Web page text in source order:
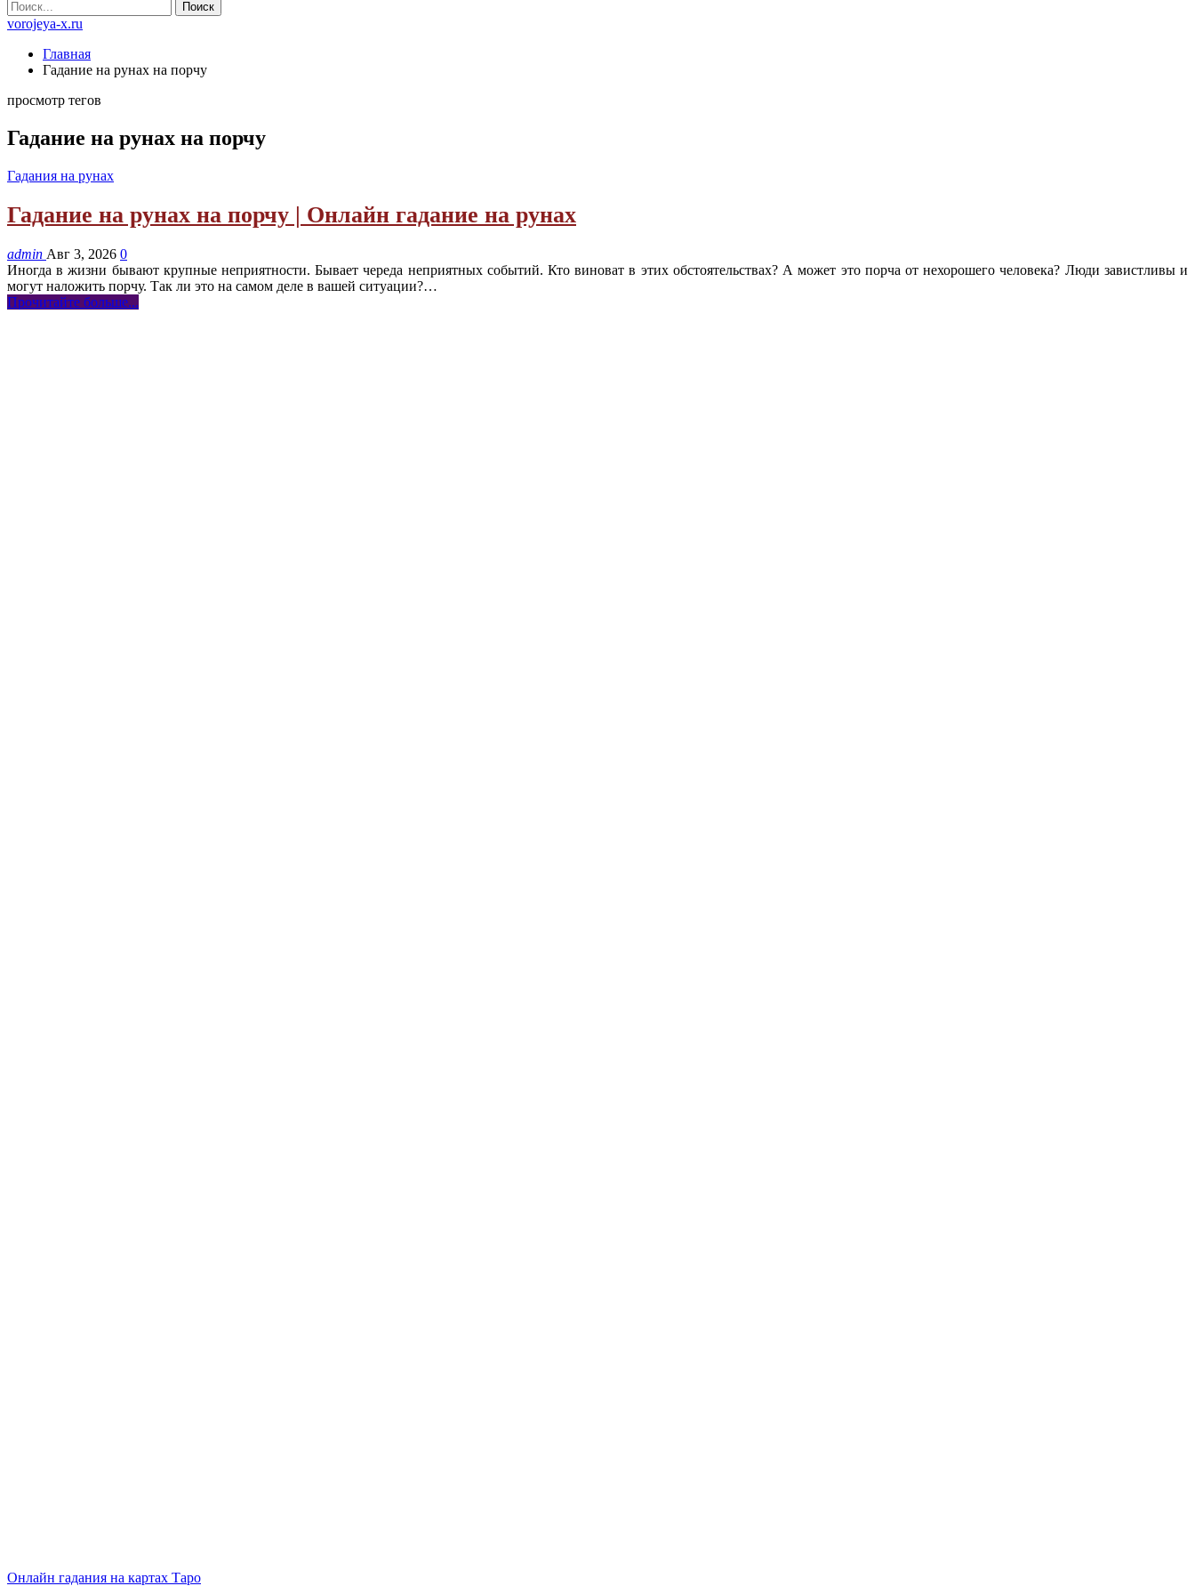
vorojeya-x.ru
Главная
Гадание на рунах на порчу
просмотр тегов
Гадание на рунах на порчу
Гадания на рунах
Гадание на рунах на порчу | Онлайн гадание на рунах
admin Авг 3, 2026 0
Иногда в жизни бывают крупные неприятности. Бывает череда неприятных событий. Кто виноват в этих обстоятельствах? А может это порча от нехорошего человека? Люди завистливы и
могут наложить порчу. Так ли это на самом деле в вашей ситуации?…
Прочитайте больше...
Онлайн гадания на картах Таро